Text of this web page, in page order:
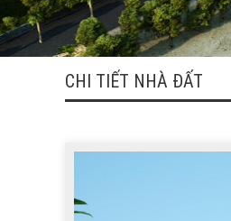
CHI TIẾT NHÀ ĐẤT